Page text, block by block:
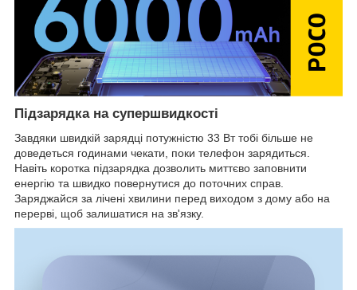
Підзарядка на супершвидкості
Завдяки швидкій зарядці потужністю 33 Вт тобі більше не
доведеться годинами чекати, поки телефон зарядиться.
Навіть коротка підзарядка дозволить миттєво заповнити
енергію та швидко повернутися до поточних справ.
Заряджайся за лічені хвилини перед виходом з дому або на
перерві, щоб залишатися на зв'язку.